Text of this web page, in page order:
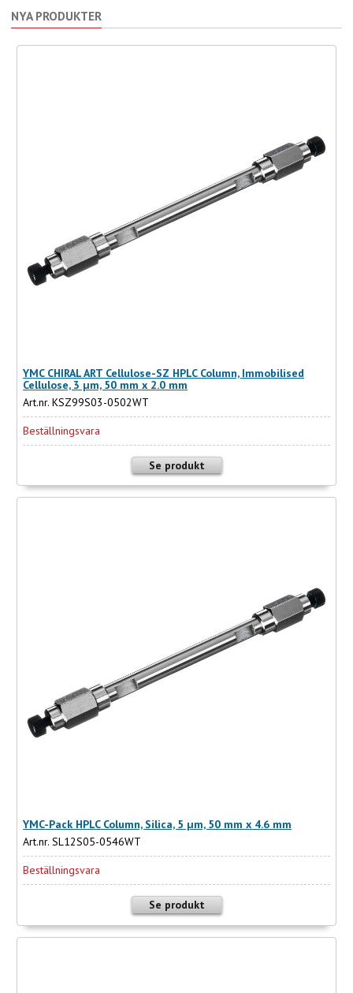
NYA PRODUKTER
YMC CHIRAL ART Cellulose-SZ HPLC Column, Immobilised
Cellulose, 3 µm, 50 mm x 2.0 mm
Art.nr. KSZ99S03-0502WT
Beställningsvara
Se produkt
YMC-Pack HPLC Column, Silica, 5 µm, 50 mm x 4.6 mm
Art.nr. SL12S05-0546WT
Beställningsvara
Se produkt